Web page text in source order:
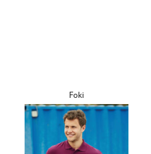
Foki